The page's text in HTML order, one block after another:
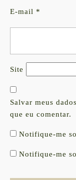
E-mail *
Site
Salvar meus
que eu comentar.
Notifique-me
Notifique-me